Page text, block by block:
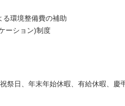
る環境整備費の補助
ーション)制度
祭日、年末年始休暇、有給休暇、慶